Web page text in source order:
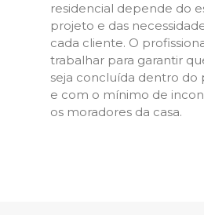
residencial depende do
projeto e das
cada cliente. O
trabalhar para garantir
seja concluída dentro do
e com o mínimo de
os moradores da casa.